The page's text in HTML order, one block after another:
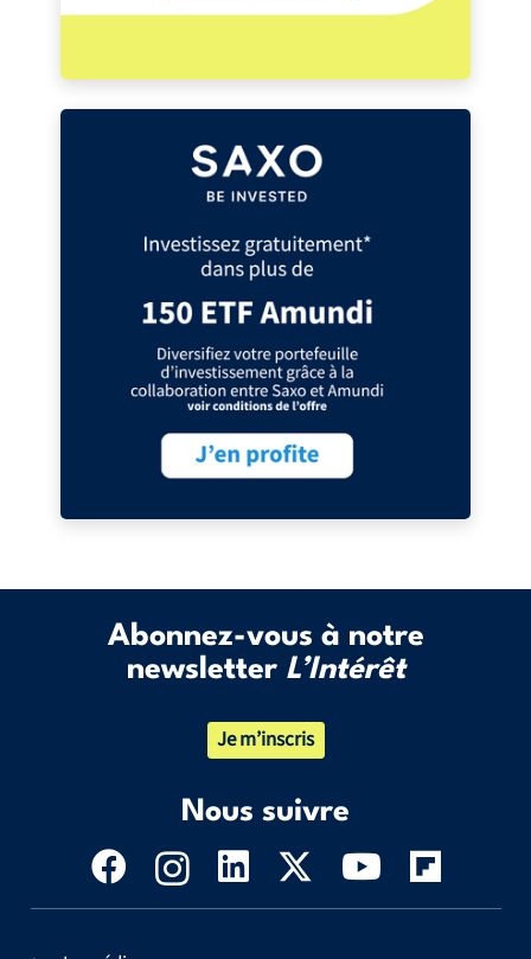
Abonnez-vous à notre
newsletter L’Intérêt
Je m’inscris
Nous suivre